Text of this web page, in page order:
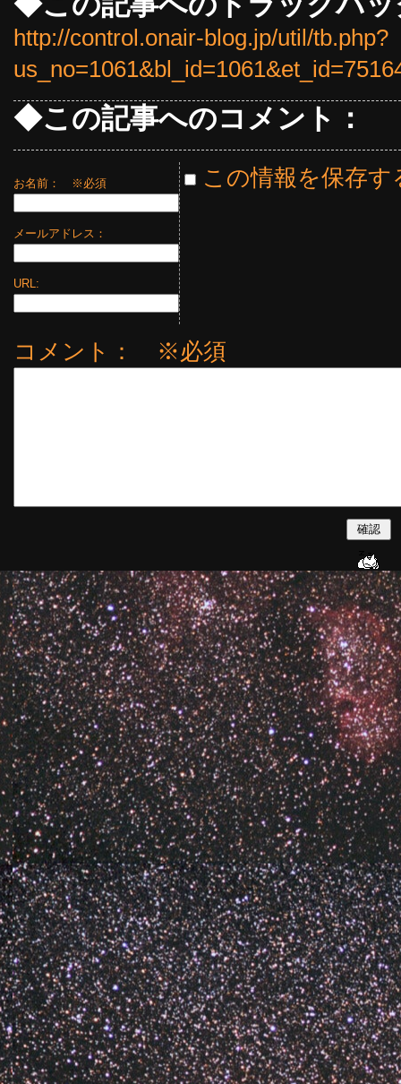
http://control.onair-blog.jp/util/tb.php?
◆この記事へのコメント：
お名前： ※必須
メールアドレス：
URL:
この情報を保存す
コメント： ※必須